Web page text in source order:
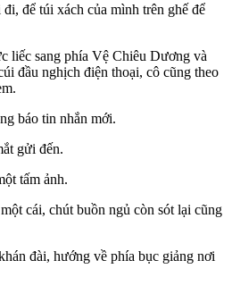
để túi xách của mình trên ghế để
liếc sang phía Vệ Chiêu Dương và
đầu nghịch điện thoại, cô cũng theo
báo tin nhắn mới.
gửi đến.
tấm ảnh.
cái, chút buồn ngủ còn sót lại cũng
đài, hướng về phía bục giảng nơi